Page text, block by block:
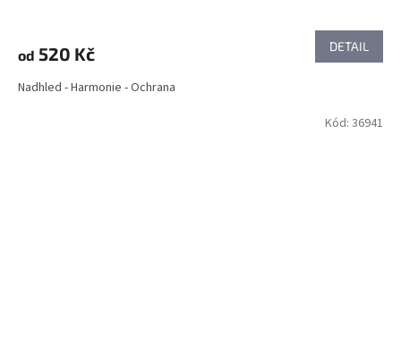
od 520 Kč DETAIL
Nadhled - Harmonie - Ochrana
Kód: 36941